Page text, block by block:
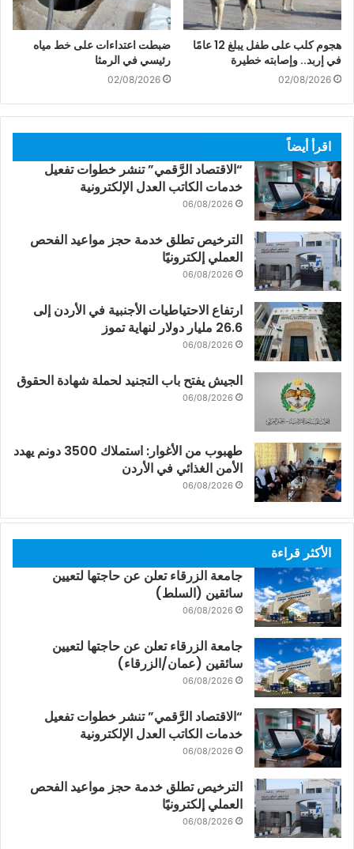
هجوم كلب على طفل يبلغ 12 عامًا
في إربد.. وإصابته خطيرة
02/08/2026
ضبطت اعتداءات على خط مياه
رئيسي في الرمثا
02/08/2026
اقرأ أيضاً
“الاقتصاد الرَّقمي” تنشر خطوات تفعيل
خدمات الكاتب العدل الإلكترونية
06/08/2026
الترخيص تطلق خدمة حجز مواعيد الفحص
العملي إلكترونيًا
06/08/2026
ارتفاع الاحتياطيات الأجنبية في الأردن إلى
26.6 مليار دولار لنهاية تموز
06/08/2026
الجيش يفتح باب التجنيد لحملة شهادة الحقوق
06/08/2026
طهبوب من الأغوار: استملاك 3500 دونم يهدد
الأمن الغذائي في الأردن
06/08/2026
الأكثر قراءة
جامعة الزرقاء تعلن عن حاجتها لتعيين
سائقين (السلط)
06/08/2026
جامعة الزرقاء تعلن عن حاجتها لتعيين
سائقين (عمان/الزرقاء)
06/08/2026
“الاقتصاد الرَّقمي” تنشر خطوات تفعيل
خدمات الكاتب العدل الإلكترونية
06/08/2026
الترخيص تطلق خدمة حجز مواعيد الفحص
العملي إلكترونيًا
06/08/2026